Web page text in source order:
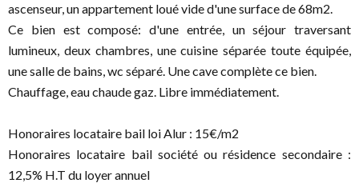
ascenseur, un appartement loué vide d'une surface de 68m2.
Ce bien est composé: d'une entrée, un séjour traversant
lumineux, deux chambres, une cuisine séparée toute équipée,
une salle de bains, wc séparé. Une cave complète ce bien.
Chauffage, eau chaude gaz. Libre immédiatement.
Honoraires locataire bail loi Alur : 15€/m2
Honoraires locataire bail société ou résidence secondaire :
12,5% H.T du loyer annuel